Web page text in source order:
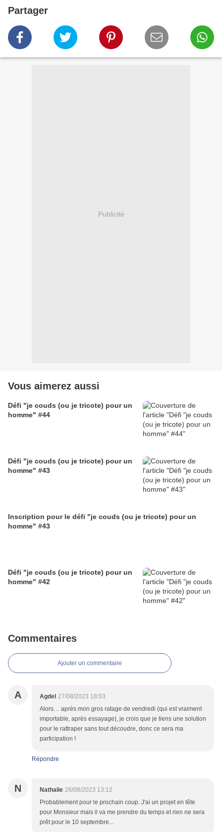
Partager
Publicité
Vous aimerez aussi
Défi "je couds (ou je tricote) pour un
homme" #44
Défi "je couds (ou je tricote) pour un
homme" #43
Inscription pour le défi "je couds (ou je tricote) pour un
homme" #43
Défi "je couds (ou je tricote) pour un
homme" #42
Commentaires
Ajouter un commentaire
A Agdel 27/08/2023 18:03
Alors… après mon gros ratage de vendredi (qui est vraiment
importable, après essayage), je crois que je tiens une solution
pour le rattraper sans tout découdre, donc ce sera ma
participation !
Répondre
N Nathalie 26/08/2023 13:12
Probablement pour le prochain coup. J'ai un projet en tête
pour Monsieur mais il va me prendre du temps et rien ne sera
prêt pour le 10 septembre...